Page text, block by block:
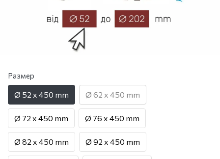
Размер
Ø 52 x 450 mm Ø 62 x 450 mm
Ø 72 x 450 mm Ø 76 x 450 mm
Ø 82 x 450 mm Ø 92 x 450 mm